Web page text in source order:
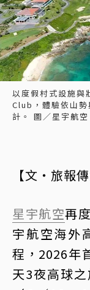
以度假村式設施
Club，體驗依山
計。 圖／星宇航空
【文・旅報傳
星宇航空再
宇航空海外
程，2026年
天3夜高球